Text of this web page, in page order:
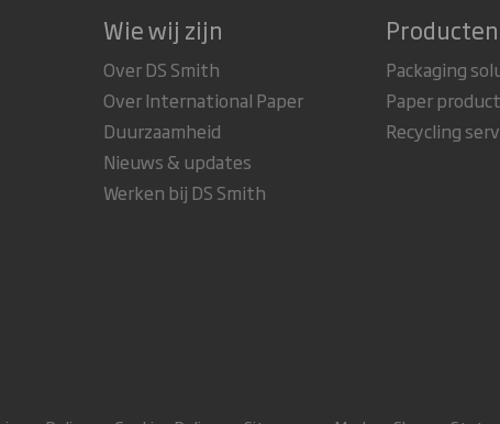
Wie wij zijn
Over DS Smith
Over International Paper
Duurzaamheid
Nieuws & updates
Werken bij DS Smith
Packaging
Paper
Recycling